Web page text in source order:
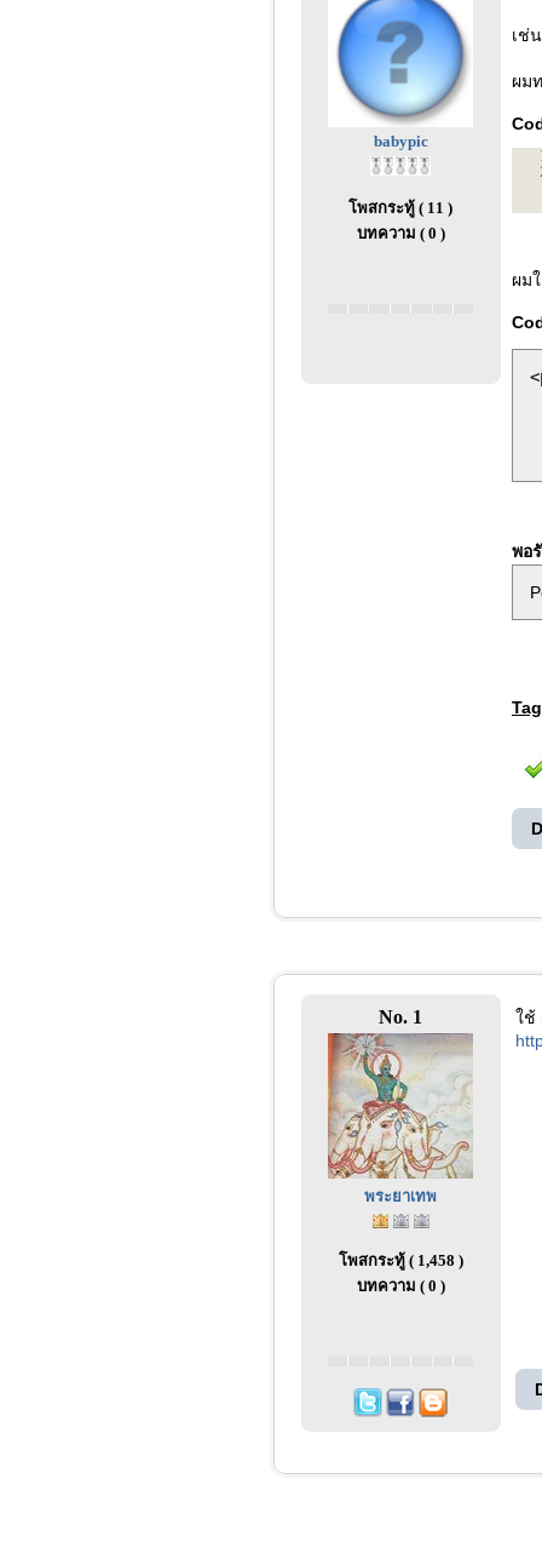
babypic
โพสกระทู้ ( 11 )
บทความ ( 0 )
เช่
ผม
ผม
พอ
Tag
No. 1
พระยาเทพ
โพสกระทู้ ( 1,458 )
บทความ ( 0 )
ใช้